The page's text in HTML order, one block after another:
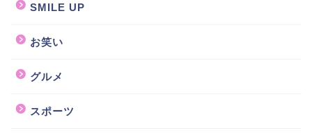
SMILE UP
お笑い
グルメ
スポーツ